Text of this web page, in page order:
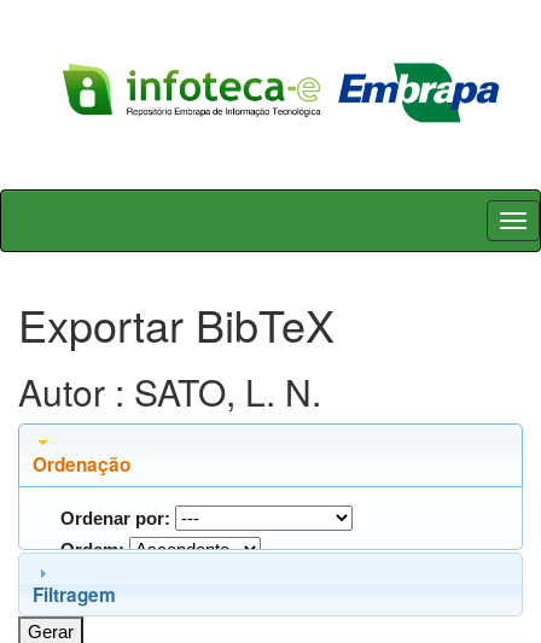
Skip
Exportar BibTeX
Autor : SATO, L. N.
Ordenação
Ordenar por:
Ordem:
Filtragem